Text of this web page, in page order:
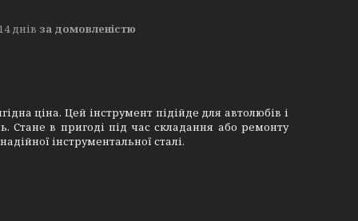
днів за домовленістю
ціна. Цей інструмент підійде для автолюбів і
Стане в пригоді під час складання або ремонту
інструментальної сталі.